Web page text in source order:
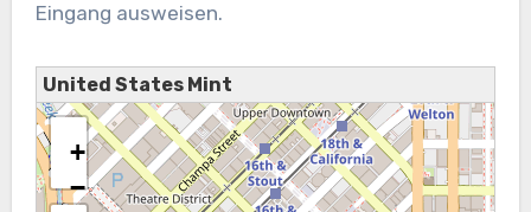
Eingang ausweisen.
United States Mint
+
−